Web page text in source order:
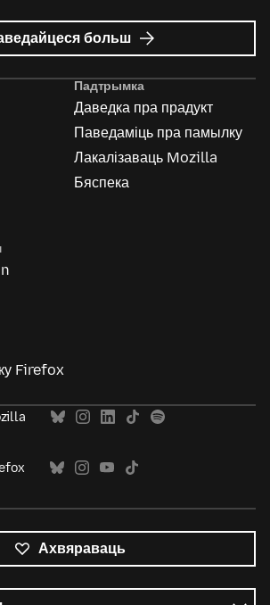
больш пра
Mozilla
Падтрымка
Даведка пра прадукт
Паведаміць пра памылку
Лакалізаваць Mozilla
Бяспека
Firefox
Ахвяраваць